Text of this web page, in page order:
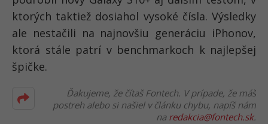
ktorých taktiež dosiahol vysoké čísla. Výsledky
ale nestačili na najnovšiu generáciu iPhonov,
ktorá stále patrí v benchmarkoch k najlepšej
špičke.
Ďakujeme, že čítaš Fontech. V prípade, že máš
postreh alebo si našiel v článku chybu, napíš nám
na redakcia@fontech.sk.